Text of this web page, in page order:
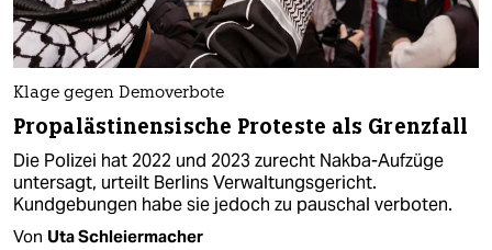
Klage gegen Demoverbote
Propalästinensische Proteste als Grenzfall
Die Polizei hat 2022 und 2023 zurecht Nakba-Aufzüge
untersagt, urteilt Berlins Verwaltungsgericht.
Kundgebungen habe sie jedoch zu pauschal verboten.
Von Uta Schleiermacher